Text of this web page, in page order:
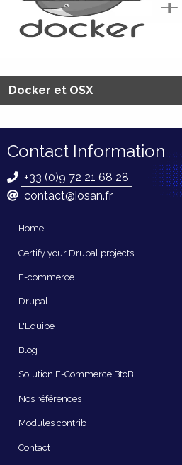
Docker et OSX
Contact Information
+33 (0)9 72 21 68 28
contact@iosan.fr
Navigation
principale
Home
Certify your Drupal projects
E-commerce
Drupal
L'Équipe
Blog
Solution E-Commerce BtoB
Nos références
Modules contrib
Contact